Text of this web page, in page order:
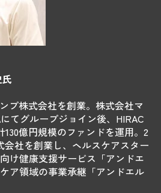
プ株式会社を創業。株式会社マ
てグループジョイン後、HIRAC
130億円規模のファンドを運用。2
会社を創業し、ヘルスケアスター
け健康支援サービス「アンドエ
ア領域の事業承継「アンドエル